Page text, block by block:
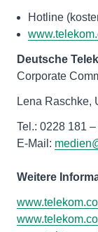
Hotline
Deutsche
Corporate
Tel.: 0228 181
E-Mail:
Weitere